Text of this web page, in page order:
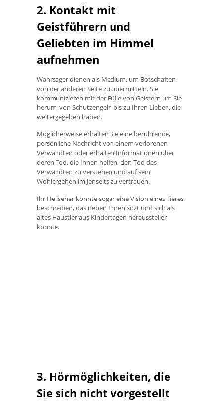
2. Kontakt mit
Geistführern und
Geliebten im Himmel
aufnehmen
Wahrsager dienen als Medium, um Botschaften
von der anderen Seite zu übermitteln. Sie
kommunizieren mit der Fülle von Geistern um Sie
herum, von Schutzengeln bis zu Ihren Lieben, die
weitergegeben haben.
Möglicherweise erhalten Sie eine berührende,
persönliche Nachricht von einem verlorenen
Verwandten oder erhalten Informationen über
deren Tod, die Ihnen helfen, den Tod des
Verwandten zu verstehen und auf sein
Wohlergehen im Jenseits zu vertrauen.
Ihr Hellseher könnte sogar eine Vision eines Tieres
beschreiben, das neben Ihnen sitzt und sich als
altes Haustier aus Kindertagen herausstellen
könnte.
3. Hörmöglichkeiten, die
Sie sich nicht vorgestellt